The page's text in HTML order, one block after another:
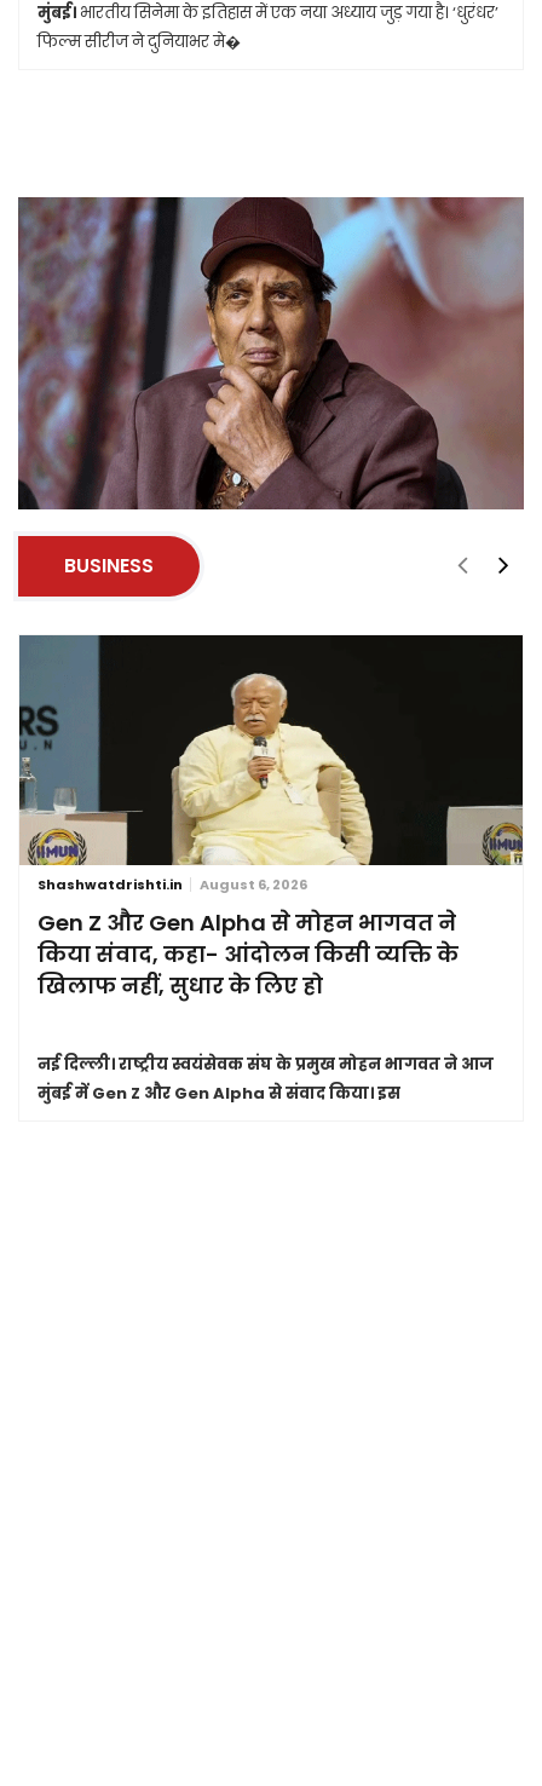
मुंबई। भारतीय सिनेमा के इतिहास में एक नया अध्याय जुड़ गया है। ‘धुरंधर’
फिल्म सीरीज ने दुनियाभर मे�
BUSINESS
Shashwatdrishti.in August 6, 2026
Gen Z और Gen Alpha से मोहन भागवत ने
किया संवाद, कहा- आंदोलन किसी व्यक्ति के
खिलाफ नहीं, सुधार के लिए हो
नई दिल्ली।राष्ट्रीय स्वयंसेवक संघ के प्रमुख मोहन भागवत ने आज
मुंबई में Gen Z और Gen Alpha से संवाद किया। इस